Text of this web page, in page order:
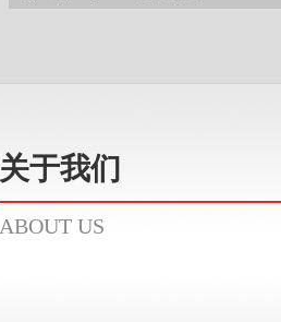
关于我们
ABOUT US